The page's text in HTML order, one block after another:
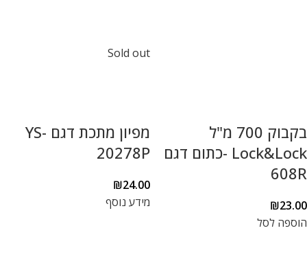
בקבוק 700 מ"ל
Lock&Lock -כתום דגם
608R
₪23.00
הוספה לסל
Sold out
מפיון מתכת דגם YS-
20278P
₪24.00
מידע נוסף